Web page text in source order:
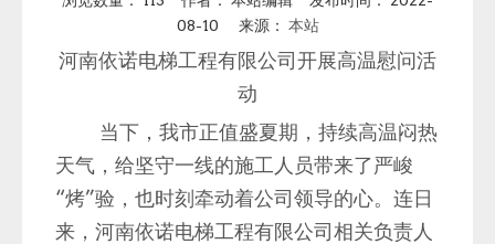
08-10 来源： 本站
河南依诺电梯工程有限公司开展高温慰问活
动
当下，我市正值盛夏期，持续高温闷热
天气，给坚守一线的施工人员带来了严峻
“烤”验，也时刻牵动着公司领导的心。连日
来，河南依诺电梯工程有限公司相关负责人